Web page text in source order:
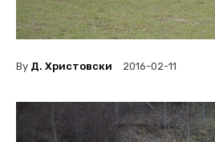
By Д. Христовски 2016-02-11